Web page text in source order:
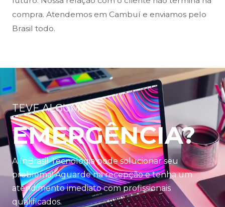
compra. Atendemos em Cambuí e enviamos pelo
Brasil todo.
TEVE ALGUMA
EMERGÊNCIA?
A InBrasil Tecnologia pode solucionar seu
problema! Aguarde na recepção e tenha um
atendimento imediato com profissionais
qualificados.